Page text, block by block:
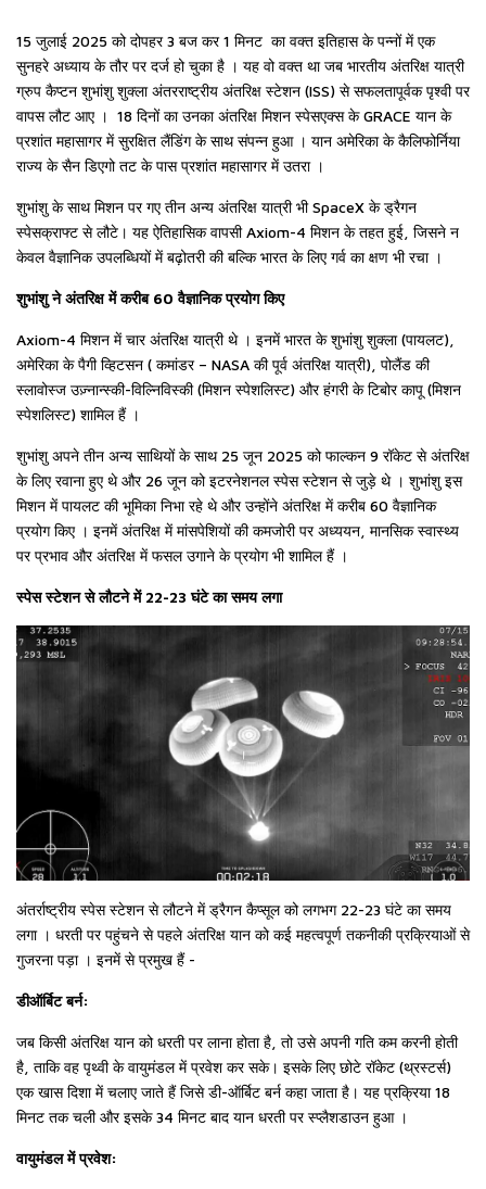
15 जुलाई 2025 को दोपहर 3 बज कर 1 मिनट का वक्त इतिहास के पन्नों में एक
सुनहरे अध्याय के तौर पर दर्ज हो चुका है । यह वो वक्त था जब भारतीय अंतरिक्ष यात्री
ग्रुप कैप्टन शुभांशु शुक्ला अंतरराष्ट्रीय अंतरिक्ष स्टेशन (ISS) से सफलतापूर्वक पृश्वी पर
वापस लौट आए । 18 दिनों का उनका अंतरिक्ष मिशन स्पेसएक्स के GRACE यान के
प्रशांत महासागर में सुरक्षित लैंडिंग के साथ संपन्न हुआ । यान अमेरिका के कैलिफोर्निया
राज्य के सैन डिएगो तट के पास प्रशांत महासागर में उतरा ।
शुभांशु के साथ मिशन पर गए तीन अन्य अंतरिक्ष यात्री भी SpaceX के ड्रैगन
स्पेसक्राफ्ट से लौटे। यह ऐतिहासिक वापसी Axiom-4 मिशन के तहत हुई, जिसने न
केवल वैज्ञानिक उपलब्धियों में बढ़ोतरी की बल्कि भारत के लिए गर्व का क्षण भी रचा ।
शुभांशु ने अंतरिक्ष में करीब 60 वैज्ञानिक प्रयोग किए
Axiom-4 मिशन में चार अंतरिक्ष यात्री थे । इनमें भारत के शुभांशु शुक्ला (पायलट),
अमेरिका के पैगी व्हिटसन ( कमांडर – NASA की पूर्व अंतरिक्ष यात्री), पोलैंड की
स्लावोस्ज उज़्नान्स्की-विल्निविस्की (मिशन स्पेशलिस्ट) और हंगरी के टिबोर कापू (मिशन
स्पेशलिस्ट) शामिल हैं ।
शुभांशु अपने तीन अन्य साथियों के साथ 25 जून 2025 को फाल्कन 9 रॉकेट से अंतरिक्ष
के लिए रवाना हुए थे और 26 जून को इटरनेशनल स्पेस स्टेशन से जुड़े थे । शुभांशु इस
मिशन में पायलट की भूमिका निभा रहे थे और उन्होंने अंतरिक्ष में करीब 60 वैज्ञानिक
प्रयोग किए । इनमें अंतरिक्ष में मांसपेशियों की कमजोरी पर अध्ययन, मानसिक स्वास्थ्य
पर प्रभाव और अंतरिक्ष में फसल उगाने के प्रयोग भी शामिल हैं ।
स्पेस स्टेशन से लौटने में 22-23 घंटे का समय लगा
अंतर्राष्ट्रीय स्पेस स्टेशन से लौटने में ड्रैगन कैप्सूल को लगभग 22-23 घंटे का समय
लगा । धरती पर पहुंचने से पहले अंतरिक्ष यान को कई महत्वपूर्ण तकनीकी प्रक्रियाओं से
गुजरना पड़ा । इनमें से प्रमुख हैं -
डीऑर्बिट बर्न:
जब किसी अंतरिक्ष यान को धरती पर लाना होता है, तो उसे अपनी गति कम करनी होती
है, ताकि वह पृथ्वी के वायुमंडल में प्रवेश कर सके। इसके लिए छोटे रॉकेट (थ्रस्टर्स)
एक खास दिशा में चलाए जाते हैं जिसे डी-ऑर्बिट बर्न कहा जाता है। यह प्रक्रिया 18
मिनट तक चली और इसके 34 मिनट बाद यान धरती पर स्प्लैशडाउन हुआ ।
वायुमंडल में प्रवेश: